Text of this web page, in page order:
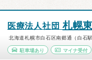
医療法人社団 札幌
北海道札幌市白石区南郷通（白石
駐車場あり マイナ受付